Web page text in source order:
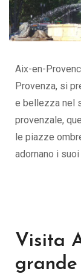
Aix-en-
Provenza, si
e bellezza nel
provenzale,
le piazze
adornano i
Visita